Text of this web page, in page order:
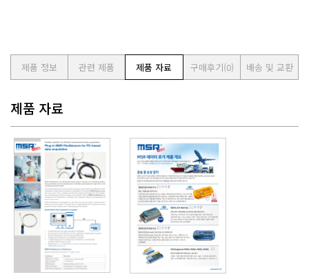
제품 정보 관련 제품 제품 자료 구매후기(0) 배송 및 교환
제품 자료